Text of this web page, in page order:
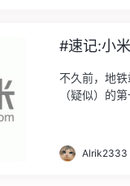
#速记:小
不久前，地
（疑似）的
Alrik2333